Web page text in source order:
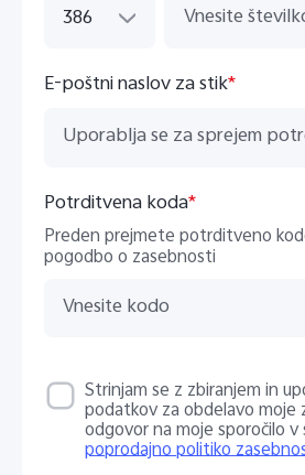
386
E-poštni naslov za stik*
Potrditvena koda*
Preden prejmete potrditveno
pogodbo o zasebnosti
Strinjam se z zbiranjem in
podatkov za obdelavo moje
odgovor na moje sporočilo v
poprodajno politiko